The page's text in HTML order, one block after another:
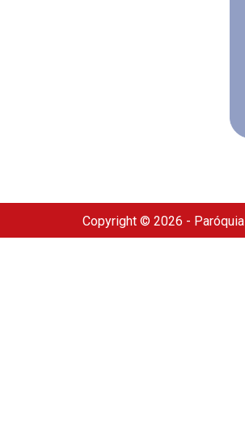
Copyright © 2026 -